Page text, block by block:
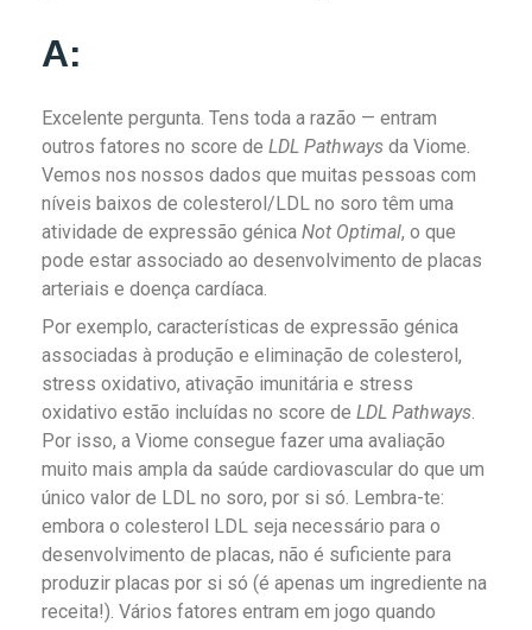
A:
Excelente pergunta. Tens toda a razão — entram
outros fatores no score de LDL Pathways da Viome.
Vemos nos nossos dados que muitas pessoas com
níveis baixos de colesterol/LDL no soro têm uma
atividade de expressão génica Not Optimal, o que
pode estar associado ao desenvolvimento de placas
arteriais e doença cardíaca.
Por exemplo, características de expressão génica
associadas à produção e eliminação de colesterol,
stress oxidativo, ativação imunitária e stress
oxidativo estão incluídas no score de LDL Pathways.
Por isso, a Viome consegue fazer uma avaliação
muito mais ampla da saúde cardiovascular do que um
único valor de LDL no soro, por si só. Lembra-te:
embora o colesterol LDL seja necessário para o
desenvolvimento de placas, não é suficiente para
produzir placas por si só (é apenas um ingrediente na
receita!). Vários fatores entram em jogo quando